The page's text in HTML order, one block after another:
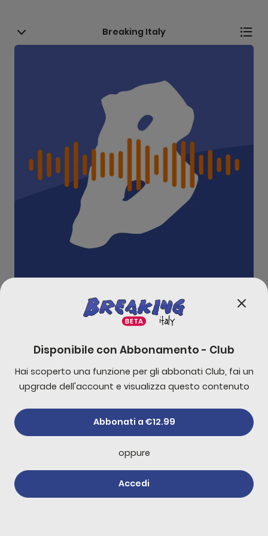
Breaking Italy
Iran, Trump ha perso il senso della realtà?
-10 s +30s
Disponibile con Abbonamento - Club
Hai scoperto una funzione per gli abbonati Club, fai un
upgrade dell'account e visualizza questo contenuto
Abbonati a €12.99
oppure
Accedi